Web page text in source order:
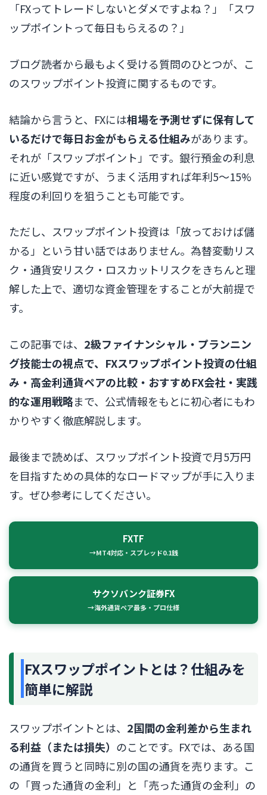
「FXってトレードしないとダメですよね？」「スワ
ップポイントって毎日もらえるの？」
ブログ読者から最もよく受ける質問のひとつが、こ
のスワップポイント投資に関するものです。
結論から言うと、FXには相場を予測せずに保有して
いるだけで毎日お金がもらえる仕組みがあります。
それが「スワップポイント」です。銀行預金の利息
に近い感覚ですが、うまく活用すれば年利5〜15%
程度の利回りを狙うことも可能です。
ただし、スワップポイント投資は「放っておけば儲
かる」という甘い話ではありません。為替変動リス
ク・通貨安リスク・ロスカットリスクをきちんと理
解した上で、適切な資金管理をすることが大前提で
す。
この記事では、 2級ファイナンシャル・プランニン
グ技能士の視点で、FXスワップポイント投資の仕組
み・高金利通貨ペアの比較・おすすめFX会社・実践
的な運用戦略まで、公式情報をもとに初心者にもわ
かりやすく徹底解説します。
最後まで読めば、スワップポイント投資で月5万円
を目指すための具体的なロードマップが手に入りま
す。ぜひ参考にしてください。
FXTF
→MT4対応・スプレッド0.1銭
サクソバンク証券FX
→海外通貨ペア最多・プロ仕様
FXスワップポイントとは？仕組みを
簡単に解説
スワップポイントとは、 2国間の金利差から生まれ
る利益（または損失） のことです。FXでは、ある国
の通貨を買うと同時に別の国の通貨を売ります。こ
の「買った通貨の金利」と「売った通貨の金利」の